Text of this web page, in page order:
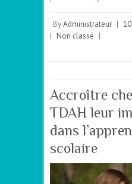
ByAdministrateur |
| Non classé |
Accroître
TDAH leur
dans
scolaire